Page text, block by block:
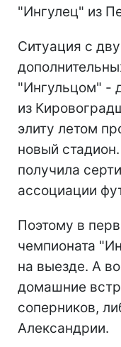
"Ингулец" из
Ситуация с
"Ингульцом" -
из
элиту летом
новый
получила
ассоциации
Поэтому в
чемпионата
на выезде. А
домашние
соперников,
Александрии.